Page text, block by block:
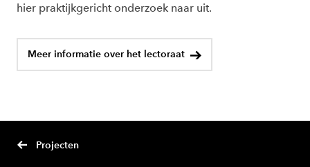
hier praktijkgericht onderzoek naar uit.
Meer informatie over het lectoraat
Projecten